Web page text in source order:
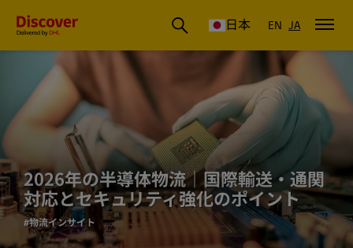
DHL Discover Japan 日本 EN JA
2026年の半導体物流｜国際輸送・通関
対応とセキュリティ強化のポイント
#物流インサイト